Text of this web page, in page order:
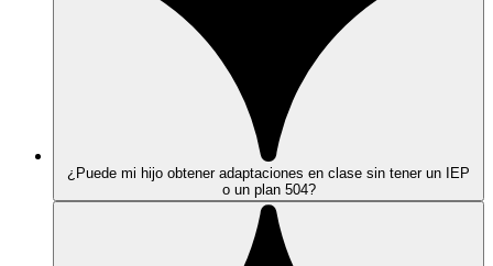
¿Puede mi hijo obtener adaptaciones en clase sin tener un IEP
o un plan 504?